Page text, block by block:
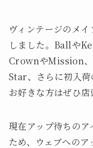
ヴィンテージのメ
しました。Ballや
CrownやMission
Star、さらに初入荷
お好きな方はぜひ店
現在アップ待ちのア
ため、ウェブへの